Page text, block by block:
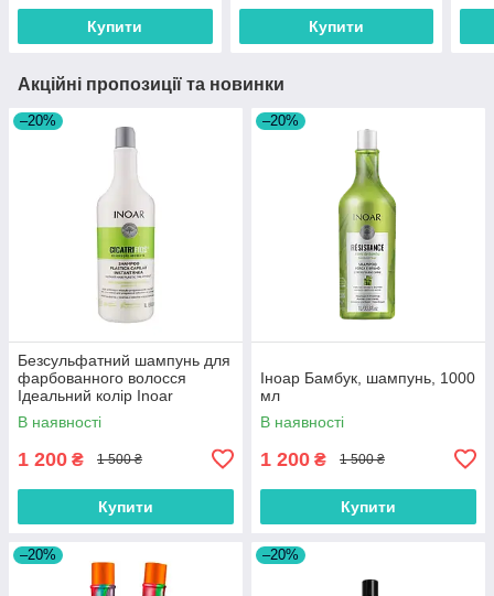
Купити Купити
Акційні пропозиції та новинки
–20%
Безсульфатний шампунь для
фарбованного волосся
Ідеальний колір Inoar
Cicatrifios 1000мл
В наявності
1 200 ₴ 1 500 ₴
Купити
–20%
Іноар Бамбук, шампунь, 1000
мл
В наявності
1 200 ₴ 1 500 ₴
Купити
–20% –20%